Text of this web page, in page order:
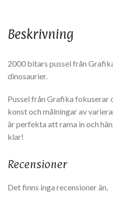
Beskrivning
2000 bitars pussel från
dinosaurier.
Pussel från Grafika fokuserar
konst och målningar av
är perfekta att rama in och
klar!
Recensioner
Det finns inga recensioner än.